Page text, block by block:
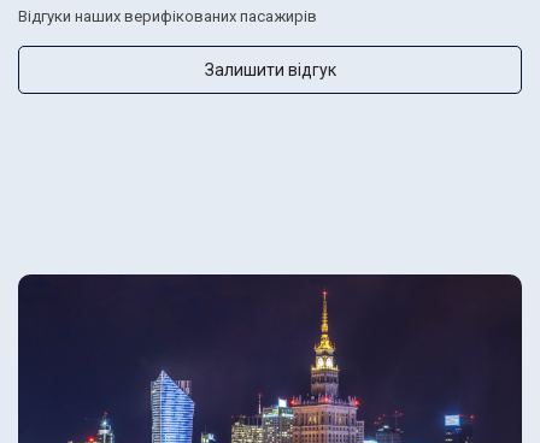
Відгуки наших верифікованих пасажирів
Залишити відгук